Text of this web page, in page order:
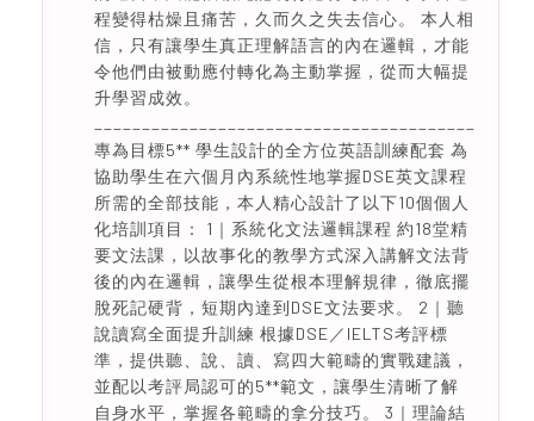
程變得枯燥且痛苦，久而久之失去信心。 本人相
信，只有讓學生真正理解語言的內在邏輯，才能
令他們由被動應付轉化為主動掌握，從而大幅提
升學習成效。
專為目標5** 學生設計的全方位英語訓練配套 為
協助學生在六個月內系統性地掌握DSE英文課程
所需的全部技能，本人精心設計了以下10個個人
化培訓項目： 1｜系統化文法邏輯課程 約18堂精
要文法課，以故事化的教學方式深入講解文法背
後的內在邏輯，讓學生從根本理解規律，徹底擺
脫死記硬背，短期內達到DSE文法要求。 2｜聽
說讀寫全面提升訓練 根據DSE／IELTS考評標
準，提供聽、說、讀、寫四大範疇的實戰建議，
並配以考評局認可的5**範文，讓學生清晰了解
自身水平，掌握各範疇的拿分技巧。 3｜理論結